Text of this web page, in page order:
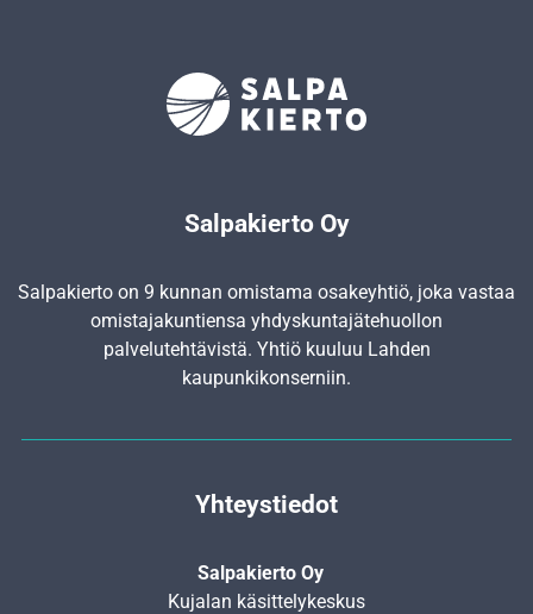
Salpakierto Oy
Salpakierto on 9 kunnan omistama osakeyhtiö, joka vastaa
omistajakuntiensa yhdyskunta­jätehuollon
palvelutehtävistä. Yhtiö kuuluu Lahden
kaupunkikonserniin.
Yhteystiedot
Salpakierto Oy
Kujalan käsittelykeskus